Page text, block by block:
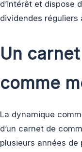
d’intérêt et dispose
dividendes réguliers
Un
comme
La dynamique
d’un carnet de
plusieurs années de